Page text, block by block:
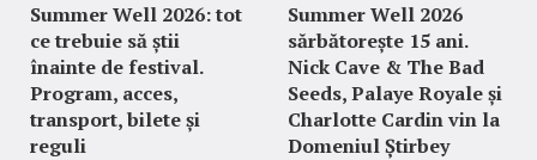
Summer Well 2026: tot
ce trebuie să știi
înainte de festival.
Program, acces,
transport, bilete și
reguli
Summer Well 2026
sărbătorește 15 ani.
Nick Cave & The Bad
Seeds, Palaye Royale și
Charlotte Cardin vin la
Domeniul Știrbey